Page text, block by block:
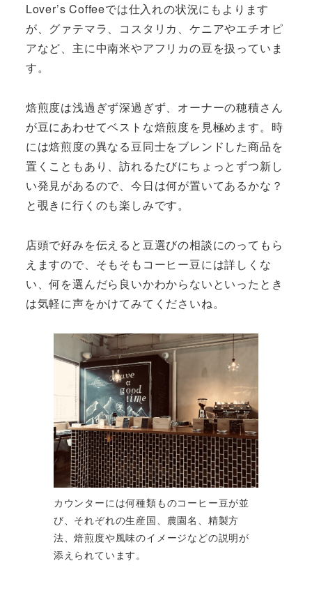
Lover’s Coffeeでは仕入れの状況にもよります
が、グァテマラ、コスタリカ、ケニアやエチオピ
アなど、主に中南米やアフリカの豆を扱っていま
す。
焙煎度は浅過ぎず深過ぎず、オーナーの穂積さん
が豆にあわせてベストな焙煎度を見極めます。時
には焙煎度の異なる豆同士をブレンドした商品を
置くこともあり、訪れるたびにちょっとずつ新し
い発見があるので、今日は何が置いてあるかな？
と覗きに行くのも楽しみです。
店頭で好みを伝えると豆選びの相談にのってもら
えますので、そもそもコーヒー豆には詳しくな
い、何を選んだら良いかわからないといったとき
は気軽に声をかけてみてくださいね。
カウンターには何種類ものコーヒー豆が並
び、それぞれの生産国、農園名、精製方
法、焙煎度や風味のイメージなどの説明が
添えられています。